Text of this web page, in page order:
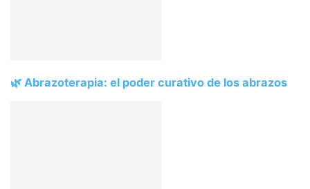
🌿 Abrazoterapia: el poder curativo de los abrazos